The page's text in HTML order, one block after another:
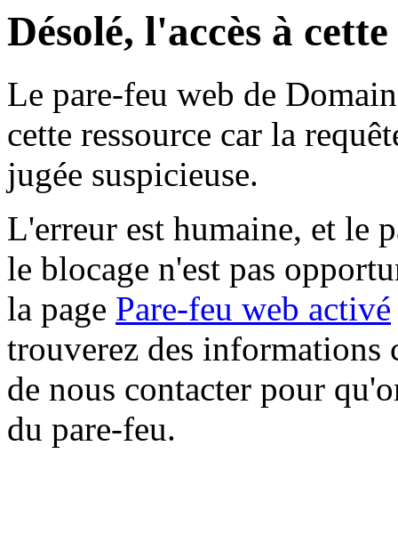
Désolé, l'accès à
Le pare-feu web de
cette ressource car la
jugée suspicieuse.
L'erreur est humaine, et le
le blocage n'est pas
la page Pare-feu web activé
trouverez des informations
de nous contacter pour
du pare-feu.